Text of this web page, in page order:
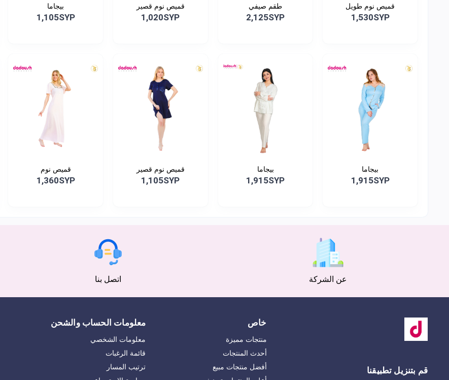
قميص نوم طويل
1,530SYP
طقم صيفي
2,125SYP
قميص نوم قصير
1,020SYP
بيجاما
1,105SYP
بيجاما
1,915SYP
بيجاما
1,915SYP
قميص نوم قصير
1,105SYP
قميص نوم
1,360SYP
عن الشركة اتصل بنا
قم بتنزيل تطبيقنا
خاص
منتجات مميزة
أحدث المنتجات
أفضل منتجات مبيع
معلومات الحساب والشحن
معلومات الشخصي
قائمة الرغبات
ترتيب المسار